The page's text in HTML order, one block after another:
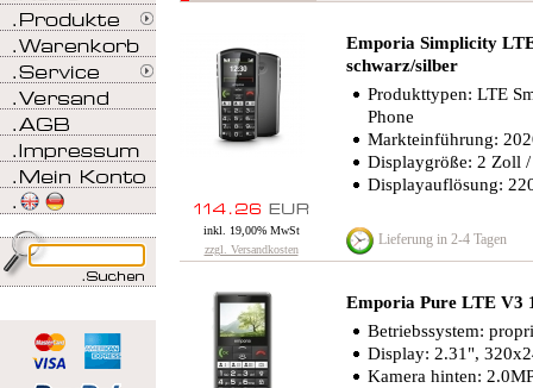
Emporia Simplicity
schwarz/silber
Produkttypen: LTE
Phone
Markteinführung:
Displaygröße: 2 Zoll
Displayauflösung:
inkl. 19,00% MwSt
zzgl. Versandkosten
Lieferung in 2-4 Tagen
Emporia Pure LTE V3
Betriebssystem:
Display: 2.31",
Kamera hinten: